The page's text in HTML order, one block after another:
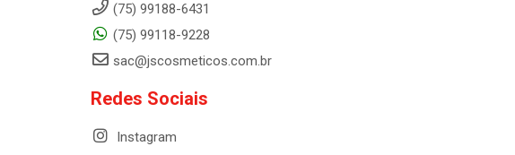
(75) 99188-6431
(75) 99118-9228
sac@jscosmeticos.com.br
Redes Sociais
Instagram